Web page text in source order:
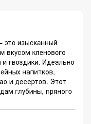
это изысканный
вкусом кленового
гвоздики. Идеально
напитков,
и десертов. Этот
глубины, пряного